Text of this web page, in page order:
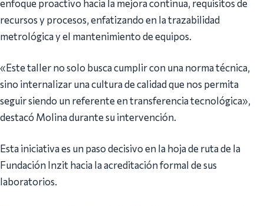
enfoque proactivo hacia la mejora continua, requisitos de
recursos y procesos, enfatizando en la trazabilidad
metrológica y el mantenimiento de equipos.
«Este taller no solo busca cumplir con una norma técnica,
sino internalizar una cultura de calidad que nos permita
seguir siendo un referente en transferencia tecnológica»,
destacó Molina durante su intervención.
Esta iniciativa es un paso decisivo en la hoja de ruta de la
Fundación Inzit hacia la acreditación formal de sus
laboratorios.